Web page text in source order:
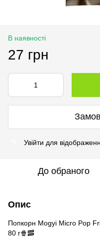
В наявності
27 грн
Увійти для
До обраного
Опис
Попкорн Mogyi Micro Pop
80 г🍿🥓